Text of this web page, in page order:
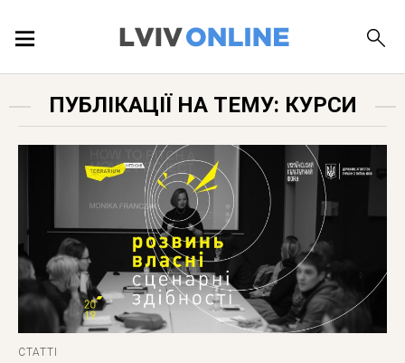
ЛОКАЦІЇ
ПУБЛІКАЦІЇ
ДОВІДКА
ПУБЛІКАЦІЇ НА ТЕМУ: КУРСИ
СТАТТІ